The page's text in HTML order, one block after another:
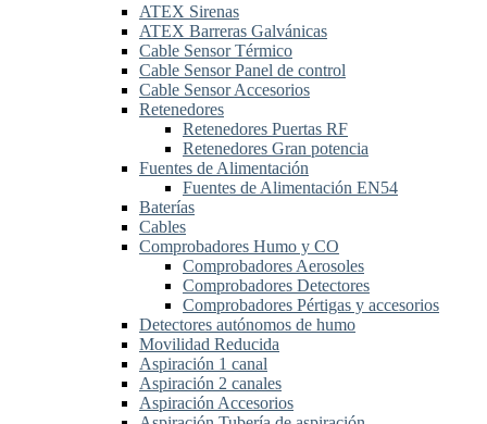
ATEX Sirenas
ATEX Barreras Galvánicas
Cable Sensor Térmico
Cable Sensor Panel de control
Cable Sensor Accesorios
Retenedores
Retenedores Puertas RF
Retenedores Gran potencia
Fuentes de Alimentación
Fuentes de Alimentación EN54
Baterías
Cables
Comprobadores Humo y CO
Comprobadores Aerosoles
Comprobadores Detectores
Comprobadores Pértigas y accesorios
Detectores autónomos de humo
Movilidad Reducida
Aspiración 1 canal
Aspiración 2 canales
Aspiración Accesorios